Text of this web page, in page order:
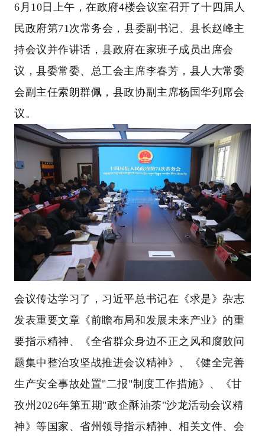
6月10日上午，在政府4楼会议室召开了十四届人
民政府第71次常务会，县委副书记、县长赵峰主
持会议并作讲话，县政府在家班子成员出席会
议，县委常委、总工会主席李春芳，县人大常委
会副主任索朗群佩，县政协副主席杨国华列席会
议。
会议传达学习了，习近平总书记在《求是》杂志
发表重要文章《前瞻布局和发展未来产业》的重
要指示精神、《全省群众身边不正之风和腐败问
题集中整治攻坚战推进会议精神》、《健全完善
生产安全事故处置"二报"制度工作措施》、《甘
孜州2026年第五期"政企酥油茶"沙龙活动会议精
神》等国家、省州领导指示精神、相关文件、会